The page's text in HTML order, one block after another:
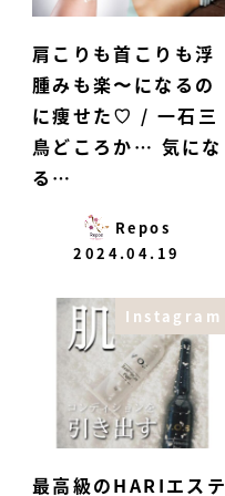
肩こりも首こりも浮
腫みも楽〜になるの
に痩せた♡ / 一石三
鳥どころか… 気にな
る…
Repos
2024.04.19
Instagram
最高級のHARIエステ